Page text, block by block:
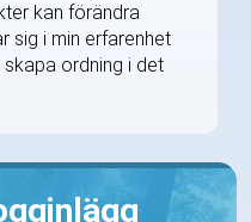
kan förändra
sig i min erfarenhet
ordning i det